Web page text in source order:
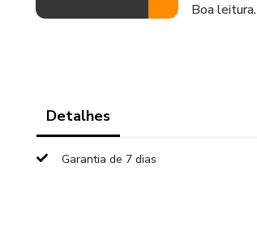
Boa leitura.
Detalhes
Garantia de 7 dias